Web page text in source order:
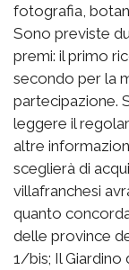
fotografia,
Sono previste
premi: il primo
secondo per la
partecipazione.
leggere il
altre
sceglierà di
villafranchesi
quanto
delle province
1/bis; Il Giardino